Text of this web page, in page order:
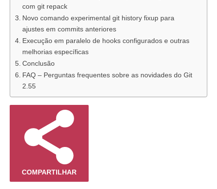
com git repack
Novo comando experimental git history fixup para
ajustes em commits anteriores
Execução em paralelo de hooks configurados e outras
melhorias específicas
Conclusão
FAQ – Perguntas frequentes sobre as novidades do Git
2.55
COMPARTILHAR